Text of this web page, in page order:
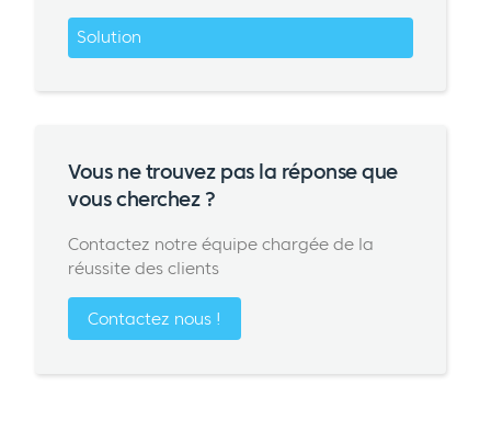
Solution
Vous ne trouvez pas la réponse que
vous cherchez ?
Contactez notre équipe chargée de la
réussite des clients
Contactez nous !